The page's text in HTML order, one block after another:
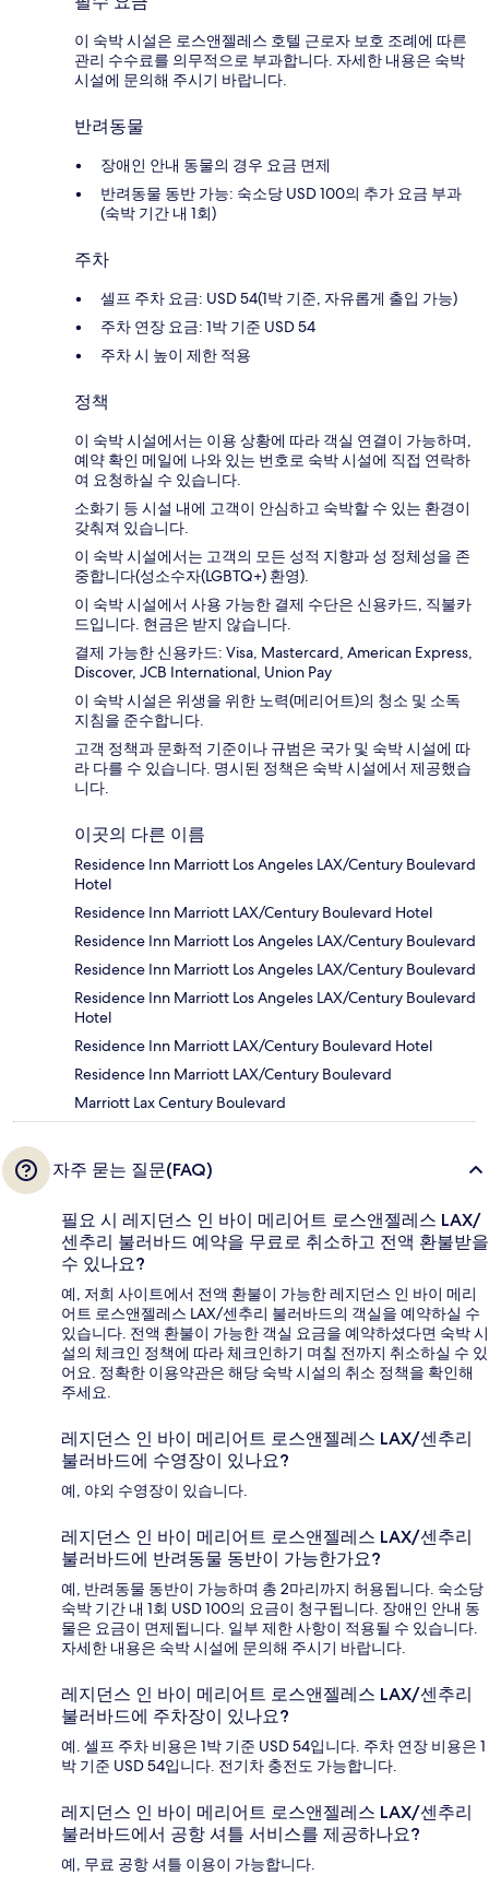
이 숙박 시설은 로스앤젤레스 호텔 근로자 보호 조례에 따른
관리 수수료를 의무적으로 부과합니다. 자세한 내용은 숙박
시설에 문의해 주시기 바랍니다.
반려동물
장애인 안내 동물의 경우 요금 면제
반려동물 동반 가능: 숙소당 USD 100의 추가 요금 부과
(숙박 기간 내 1회)
주차
셀프 주차 요금: USD 54(1박 기준, 자유롭게 출입 가능)
주차 연장 요금: 1박 기준 USD 54
주차 시 높이 제한 적용
정책
이 숙박 시설에서는 이용 상황에 따라 객실 연결이 가능하며,
예약 확인 메일에 나와 있는 번호로 숙박 시설에 직접 연락하
여 요청하실 수 있습니다.
소화기 등 시설 내에 고객이 안심하고 숙박할 수 있는 환경이
갖춰져 있습니다.
이 숙박 시설에서는 고객의 모든 성적 지향과 성 정체성을 존
중합니다(성소수자(LGBTQ+) 환영).
이 숙박 시설에서 사용 가능한 결제 수단은 신용카드, 직불카
드입니다. 현금은 받지 않습니다.
결제 가능한 신용카드: Visa, Mastercard, American Express,
Discover, JCB International, Union Pay
이 숙박 시설은 위생을 위한 노력(메리어트)의 청소 및 소독
지침을 준수합니다.
고객 정책과 문화적 기준이나 규범은 국가 및 숙박 시설에 따
라 다를 수 있습니다. 명시된 정책은 숙박 시설에서 제공했습
니다.
이곳의 다른 이름
Residence Inn Marriott Los Angeles LAX/Century Boulevard
Hotel
Residence Inn Marriott LAX/Century Boulevard Hotel
Residence Inn Marriott Los Angeles LAX/Century Boulevard
Residence Inn Marriott Los Angeles LAX/Century Boulevard
Residence Inn Marriott Los Angeles LAX/Century Boulevard
Hotel
Residence Inn Marriott LAX/Century Boulevard Hotel
Residence Inn Marriott LAX/Century Boulevard
Marriott Lax Century Boulevard
자주 묻는 질문(FAQ)
필요 시 레지던스 인 바이 메리어트 로스앤젤레스 LAX/
센추리 불러바드 예약을 무료로 취소하고 전액 환불받을
수 있나요?
예, 저희 사이트에서 전액 환불이 가능한 레지던스 인 바이 메리
어트 로스앤젤레스 LAX/센추리 불러바드의 객실을 예약하실 수
있습니다. 전액 환불이 가능한 객실 요금을 예약하셨다면 숙박 시
설의 체크인 정책에 따라 체크인하기 며칠 전까지 취소하실 수 있
어요. 정확한 이용약관은 해당 숙박 시설의 취소 정책을 확인해
주세요.
레지던스 인 바이 메리어트 로스앤젤레스 LAX/센추리
불러바드에 수영장이 있나요?
예, 야외 수영장이 있습니다.
레지던스 인 바이 메리어트 로스앤젤레스 LAX/센추리
불러바드에 반려동물 동반이 가능한가요?
예, 반려동물 동반이 가능하며 총 2마리까지 허용됩니다. 숙소당
숙박 기간 내 1회 USD 100의 요금이 청구됩니다. 장애인 안내 동
물은 요금이 면제됩니다. 일부 제한 사항이 적용될 수 있습니다.
자세한 내용은 숙박 시설에 문의해 주시기 바랍니다.
레지던스 인 바이 메리어트 로스앤젤레스 LAX/센추리
불러바드에 주차장이 있나요?
예. 셀프 주차 비용은 1박 기준 USD 54입니다. 주차 연장 비용은 1
박 기준 USD 54입니다. 전기차 충전도 가능합니다.
레지던스 인 바이 메리어트 로스앤젤레스 LAX/센추리
불러바드에서 공항 셔틀 서비스를 제공하나요?
예, 무료 공항 셔틀 이용이 가능합니다.